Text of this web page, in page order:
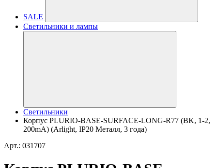
SALE
Светильники и лампы
Светильники
Корпус PLURIO-BASE-SURFACE-LONG-R77 (BK, 1-2,
200mA) (Arlight, IP20 Металл, 3 года)
Арт.: 031707